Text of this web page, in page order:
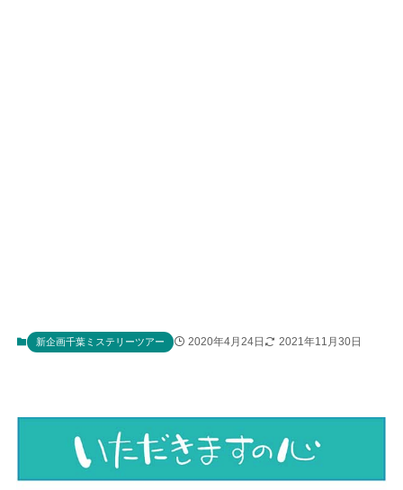
新企画千葉ミステリーツアー 2020年4月24日 2021年11月30日